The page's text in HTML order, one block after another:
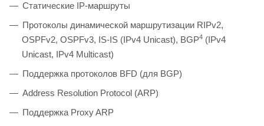
Статические IP-маршруты
Протоколы динамической маршрутизации RIPv2,
OSPFv2, OSPFv3, IS-IS (IPv4 Unicast), BGP4 (IPv4
Unicast, IPv4 Multicast)
Поддержка протоколов BFD (для BGP)
Address Resolution Protocol (ARP)
Поддержка Proxy ARP